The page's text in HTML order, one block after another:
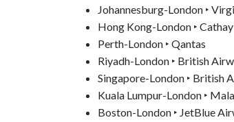
Johannesburg-London ‣
Hong Kong-London ‣
Perth-London ‣ Qantas
Riyadh-London ‣ British
Singapore-London ‣ British
Kuala Lumpur-London ‣
Boston-London ‣ JetBlue